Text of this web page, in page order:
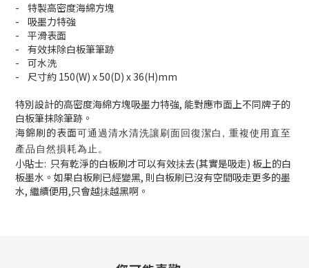
- 特製高密度海綿方塊
- 吸墨力特強
- 平滑表面
- 有效抹除白板筆筆跡
- 可水洗
- 尺寸約 150(W) x 50(D) x 36(H)mm
特別設計的高密度海綿方塊吸墨力特強, 能對應市面上不同牌子的
白板筆抹除筆跡。
海錦刷的表面可通過清水清洗讓刷面回復潔白, 重複使用直至
產品自然損耗為止。
小貼士: 只有乾淨的白板刷才可以有效抺去(其實是吸走) 板上的白
板墨水。如果白板刷已經變黑, 則白板刷已沒有空間吸走更多的墨
水, 繼續便用,只會越抺越黑啊。